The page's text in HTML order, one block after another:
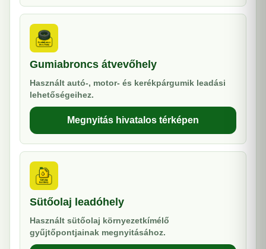
Gumiabroncs átvevőhely
Használt autó-, motor- és kerékpárgumik leadási
lehetőségeihez.
Megnyitás hivatalos térképen
Sütőolaj leadóhely
Használt sütőolaj környezetkímélő
gyűjtőpontjainak megnyitásához.